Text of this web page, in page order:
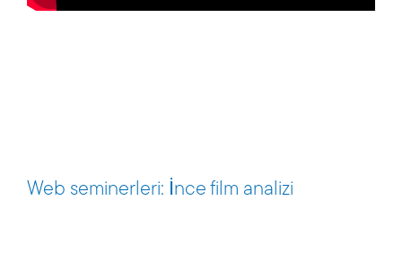
Web seminerleri: İnce film analizi